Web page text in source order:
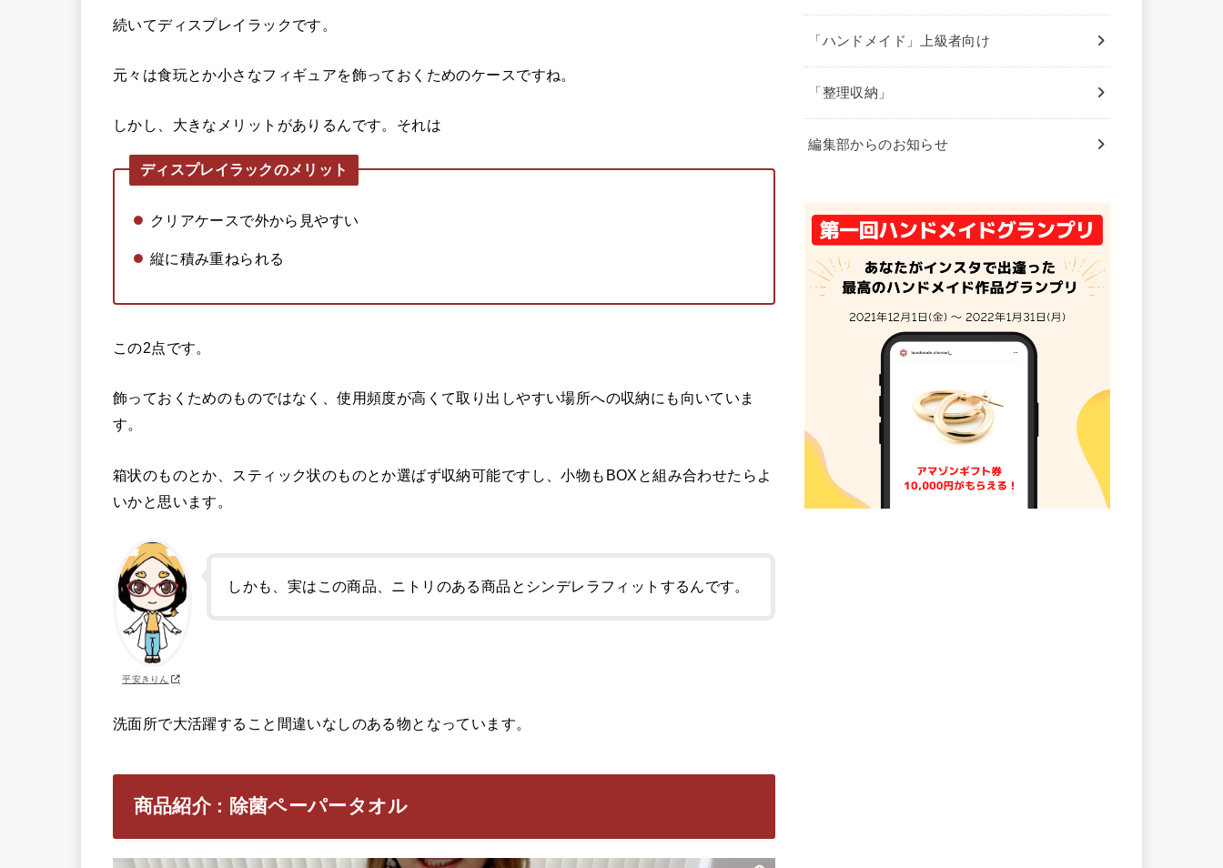
続いてディスプレイラックです。
元々は食玩とか小さなフィギュアを飾っておくためのケースですね。
しかし、大きなメリットがありるんです。それは
ディスプレイラックのメリット
クリアケースで外から見やすい
縦に積み重ねられる
この2点です。
飾っておくためのものではなく、使用頻度が高くて取り出しやすい場所への収納にも向いていま
す。
箱状のものとか、スティック状のものとか選ばず収納可能ですし、小物もBOXと組み合わせたらよ
いかと思います。
平安きりん
しかも、実はこの商品、ニトリのある商品とシンデレラフィットするんです。
洗面所で大活躍すること間違いなしのある物となっています。
商品紹介 : 除菌ペーパータオル
「ハンドメイド」上級者向け
「整理収納」
編集部からのお知らせ